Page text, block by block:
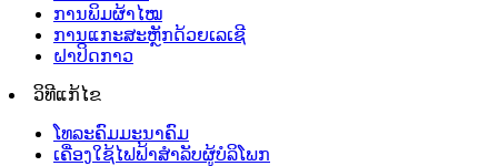
ການພິມຜ້າໄໝ
ການແກະສະຫຼັກດ້ວຍເລເຊີ
ຝາປິດກາວ
ວິທີແກ້ໄຂ
ໂທລະຄົມມະນາຄົມ
ເຄື່ອງໃຊ້ໄຟຟ້າສຳລັບຜູ້ບໍລິໂພກ